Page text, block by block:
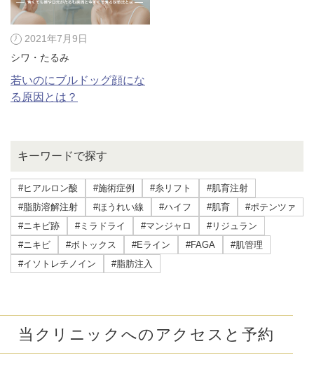
井畑 峰紀 医師 安形省吾 医師
キーワードで探す
#ヒアルロン酸 #施術症例 #糸リフト
#肌育注射
#脂肪溶解注射
#ほうれい線 #ハイフ #肌育
#ポテンツァ
#ニキビ跡
#ミラドライ #マンジャロ
#リジュラン
#ニキビ
#ボトックス #Eライン #FAGA
#肌管理
#イソトレチノイン
#脂肪注入
2021年7月9日
シワ・たるみ
若いのにブルドッグ顔にな
る原因とは？
当クリニックへのアクセスと予約